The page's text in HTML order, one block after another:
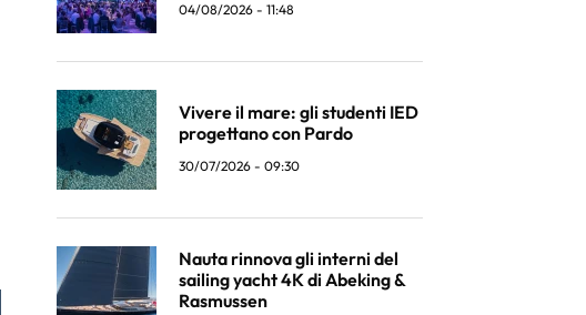
04/08/2026 - 11:48
Vivere il mare: gli studenti IED
progettano con Pardo
30/07/2026 - 09:30
Nauta rinnova gli interni del
sailing yacht 4K di Abeking &
Rasmussen